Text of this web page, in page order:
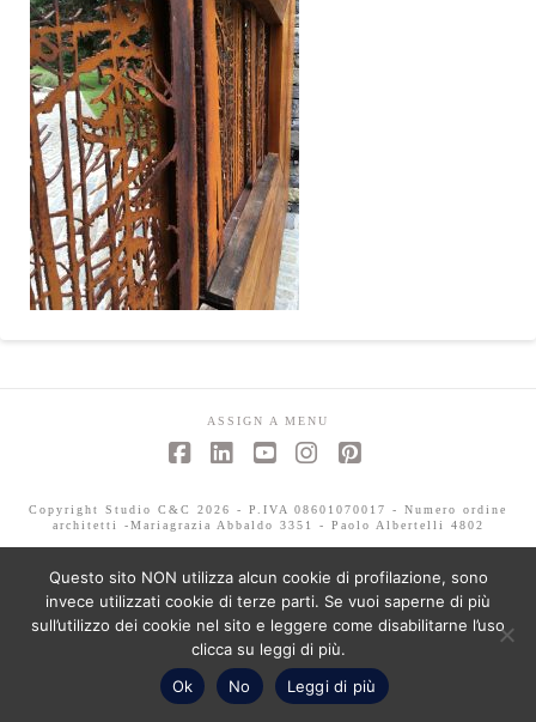
ASSIGN A MENU
Copyright Studio C&C 2026 - P.IVA 08601070017 - Numero ordine
architetti -Mariagrazia Abbaldo 3351 - Paolo Albertelli 4802
Questo sito NON utilizza alcun cookie di profilazione, sono
invece utilizzati cookie di terze parti. Se vuoi saperne di più
sull’utilizzo dei cookie nel sito e leggere come disabilitarne l’uso
clicca su leggi di più.
Ok
No Leggi di più